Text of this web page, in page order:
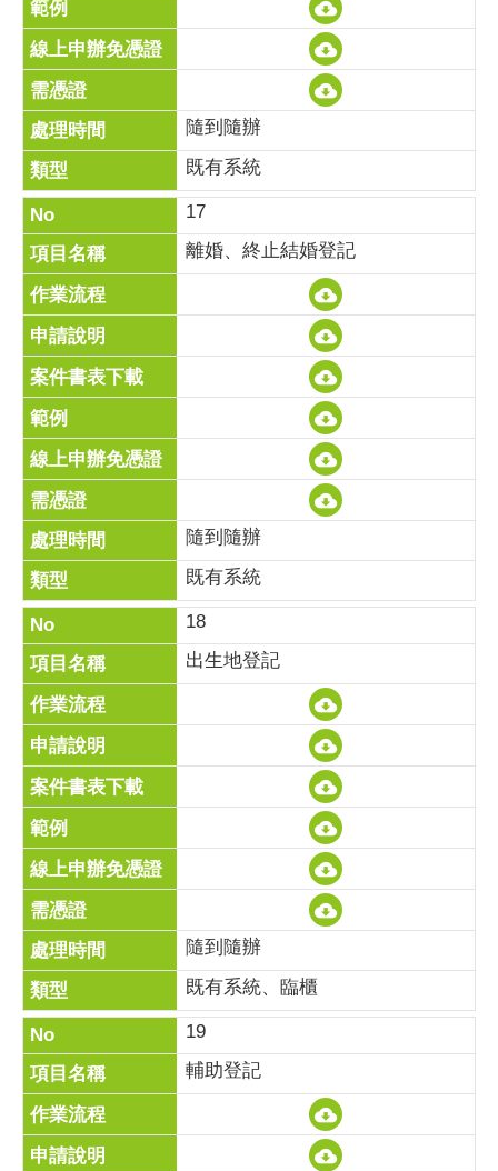
隨到隨辦
既有系統
17
離婚、終止結婚登記
隨到隨辦
既有系統
18
出生地登記
隨到隨辦
既有系統、臨櫃
19
輔助登記